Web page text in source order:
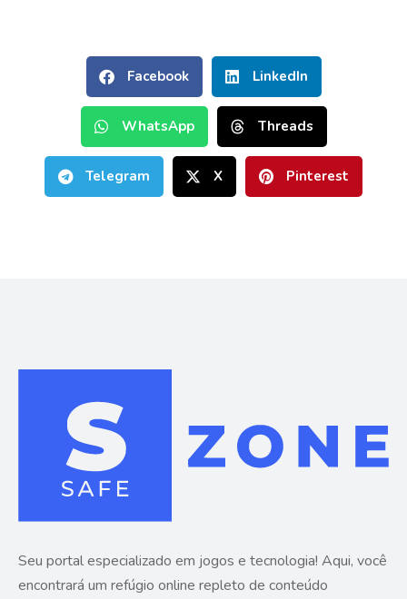
Facebook LinkedIn
WhatsApp Threads
Telegram X Pinterest
Seu portal especializado em jogos e tecnologia! Aqui, você
encontrará um refúgio online repleto de conteúdo